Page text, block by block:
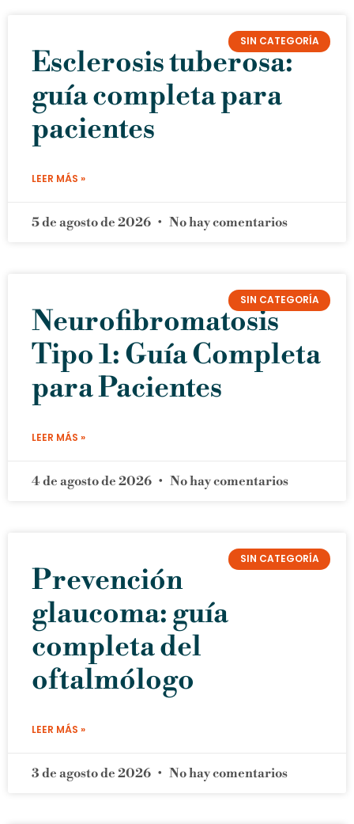
SIN CATEGORÍA
Esclerosis tuberosa:
guía completa para
pacientes
LEER MÁS »
5 de agosto de 2026 No hay comentarios
SIN CATEGORÍA
Neurofibromatosis
Tipo 1: Guía Completa
para Pacientes
LEER MÁS »
4 de agosto de 2026 No hay comentarios
SIN CATEGORÍA
Prevención
glaucoma: guía
completa del
oftalmólogo
LEER MÁS »
3 de agosto de 2026 No hay comentarios